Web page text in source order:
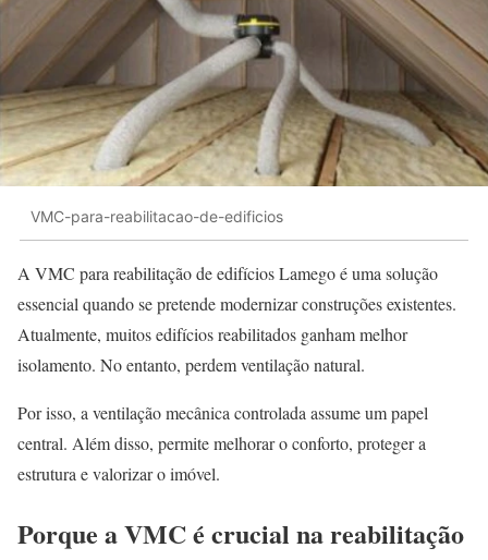
VMC-para-reabilitacao-de-edificios
A VMC para reabilitação de edifícios Lamego é uma solução
essencial quando se pretende modernizar construções existentes.
Atualmente, muitos edifícios reabilitados ganham melhor
isolamento. No entanto, perdem ventilação natural.
Por isso, a ventilação mecânica controlada assume um papel
central. Além disso, permite melhorar o conforto, proteger a
estrutura e valorizar o imóvel.
Porque a VMC é crucial na reabilitação